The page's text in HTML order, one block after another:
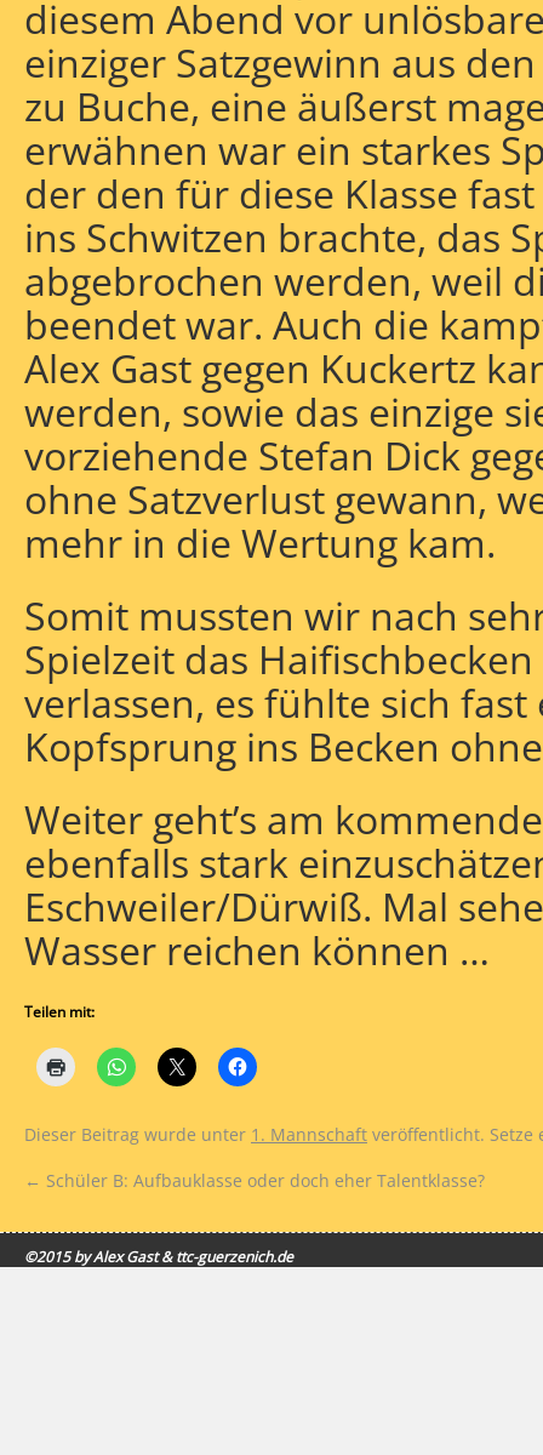
diesem Abend vor
einziger Satzgewinn aus
zu Buche, eine äußerst
erwähnen war ein starkes
der den für diese Klasse
ins Schwitzen brachte, das
abgebrochen werden, weil
beendet war. Auch die
Alex Gast gegen Kuckertz
werden, sowie das einzige
vorziehende Stefan Dick
ohne Satzverlust gewann,
mehr in die Wertung kam.
Somit mussten wir nach
Spielzeit das
verlassen, es fühlte sich
Kopfsprung ins Becken
Weiter geht’s am
ebenfalls stark
Eschweiler/Dürwiß. Mal
Wasser reichen können …
Teilen mit:
Dieser Beitrag wurde unter 1. Mannschaft veröffentlicht. Setze
← Schüler B: Aufbauklasse oder doch eher Talentklasse?
©2015 by Alex Gast & ttc-guerzenich.de